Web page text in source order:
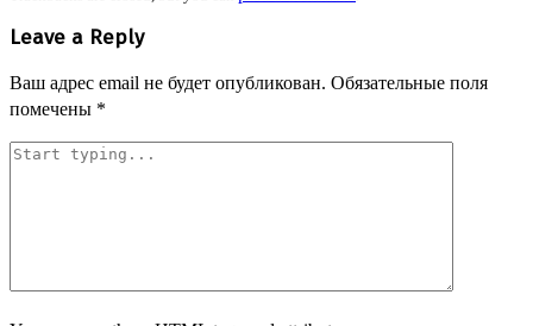
Leave a Reply
Ваш адрес email не будет опубликован. Обязательные поля
помечены *